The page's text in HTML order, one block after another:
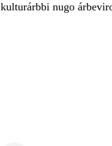
kulturárbbi nugo